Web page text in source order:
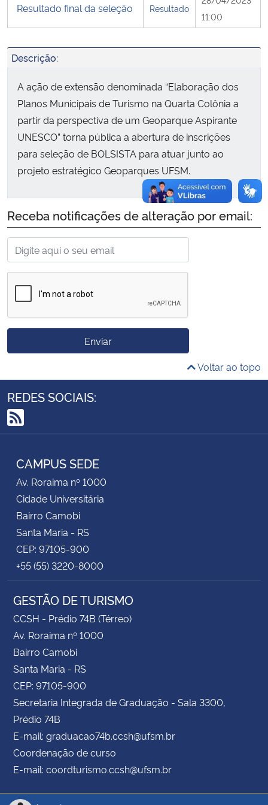
Secretaria-Geral
Secretaria de Governo
Gabinete de Segurança Institucional
Advocacia-Geral da União
Banco Central do Brasil
Resultado final da seleção Resultado
11:00
Descrição:
A ação de extensão denominada “Elaboração dos
Planos Municipais de Turismo na Quarta Colônia a
partir da perspectiva de um Geoparque Aspirante
UNESCO” torna pública a abertura de inscrições
para seleção de BOLSISTA para atuar junto ao
projeto estratégico Geoparques UFSM.
Receba notificações de alteração por email:
Enviar
Voltar ao topo
REDES SOCIAIS:
RSS
CAMPUS SEDE
Av. Roraima nº 1000
Cidade Universitária
Bairro Camobi
Santa Maria - RS
CEP: 97105-900
+55 (55) 3220-8000
GESTÃO DE TURISMO
CCSH - Prédio 74B (Térreo)
Av. Roraima nº 1000
Bairro Camobi
Santa Maria - RS
CEP: 97105-900
Secretaria Integrada de Graduação - Sala 3300,
Prédio 74B
E-mail: graduacao74b.ccsh@ufsm.br
Coordenação de curso
E-mail: coordturismo.ccsh@ufsm.br